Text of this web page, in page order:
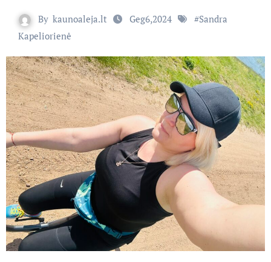
By kaunoaleja.lt Geg6,2024 #Sandra
Kapeliorienė